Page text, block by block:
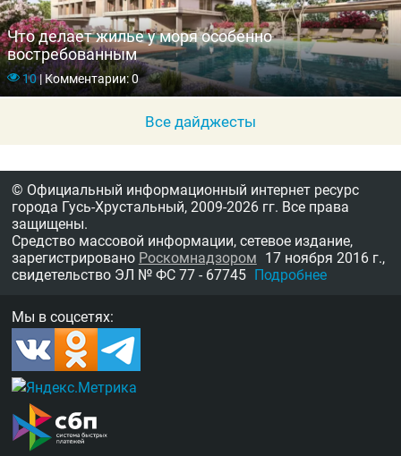
Что делает жилье у моря особенно
востребованным
10|Комментарии: 0
Все дайджесты
© Официальный информационный интернет ресурс
города Гусь-Хрустальный, 2009-2026 гг. Все права
защищены.
Средство массовой информации, сетевое издание,
зарегистрировано Роскомнадзором 17 ноября 2016 г.,
свидетельство ЭЛ № ФС 77 - 67745 Подробнее
Мы в соцсетях: